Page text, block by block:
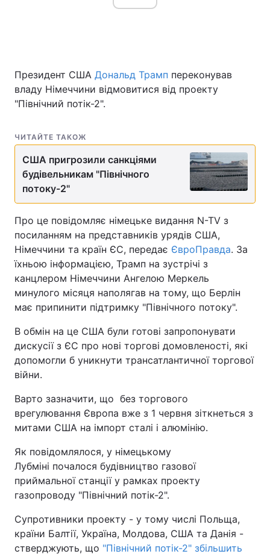
Президент США Дональд Трамп переконував
владу Німеччини відмовитися від проекту
"Північний потік-2".
ЧИТАЙТЕ ТАКОЖ
США пригрозили санкціями
будівельникам "Північного
потоку-2"
Про це повідомляє німецьке видання N-TV з
посиланням на представників урядів США,
Німеччини та країн ЄС, передає ЄвроПравда. За
їхньою інформацією, Трамп на зустрічі з
канцлером Німеччини Ангелою Меркель
минулого місяця наполягав на тому, що Берлін
має припинити підтримку "Північного потоку".
В обмін на це США були готові запропонувати
дискусії з ЄС про нові торгові домовленості, які
допомогли б уникнути трансатлантичної торгової
війни.
Варто зазначити, що без торгового
врегулювання Європа вже з 1 червня зіткнеться з
митами США на імпорт сталі і алюмінію.
Як повідомлялося, у німецькому
Лубміні почалося будівництво газової
приймальної станції у рамках проекту
газопроводу "Північний потік-2".
Супротивники проекту - у тому числі Польща,
країни Балтії, Україна, Молдова, США та Данія -
стверджують, що "Північний потік-2" збільшить